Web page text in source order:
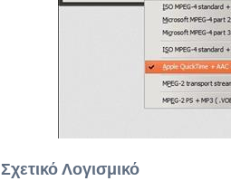
Σχετικό Λογισμικό